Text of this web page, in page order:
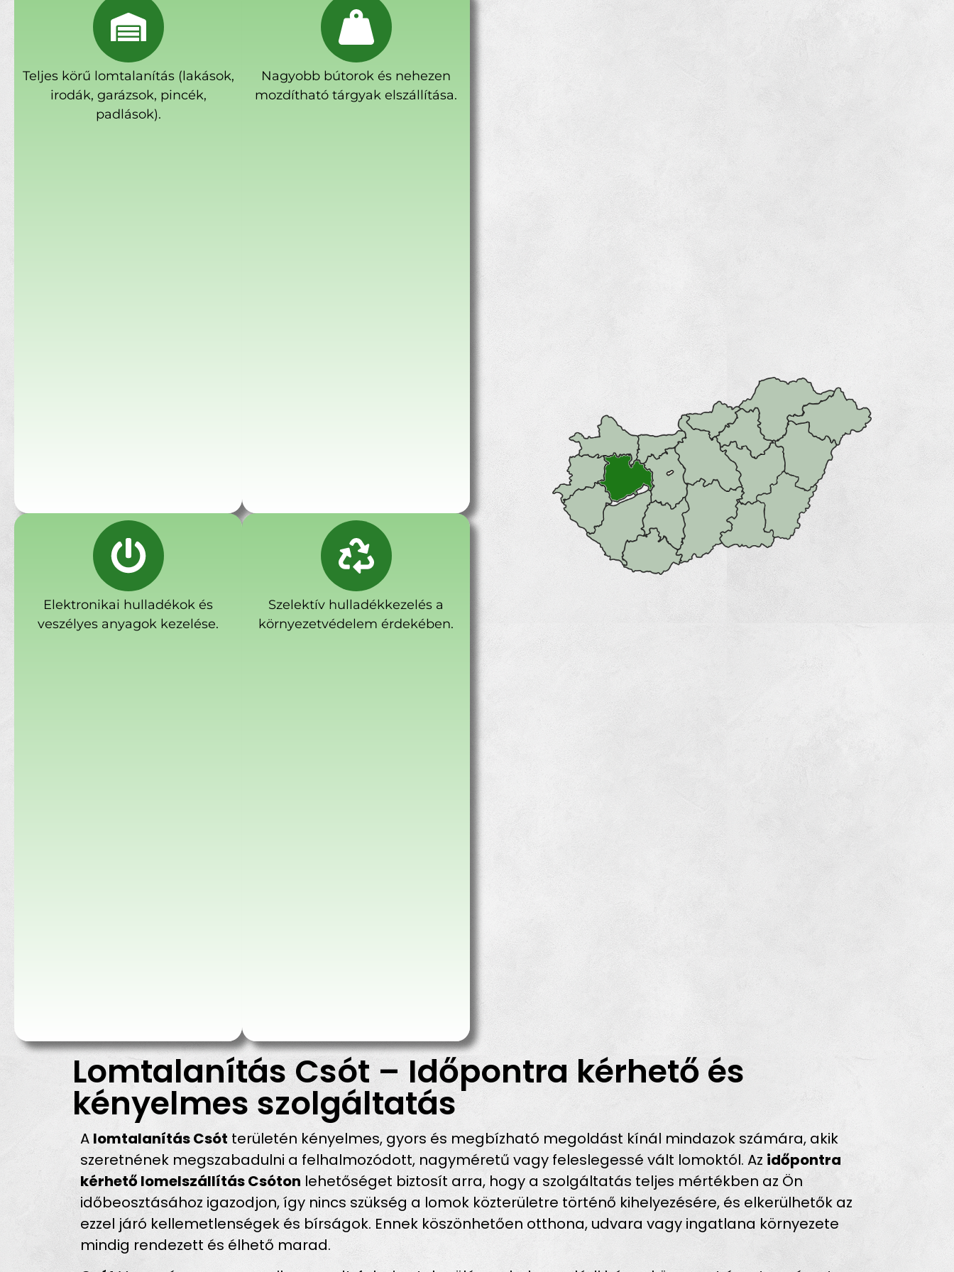
Teljes körű lomtalanítás (lakások,
irodák, garázsok, pincék,
padlások).
Nagyobb bútorok és nehezen
mozdítható tárgyak elszállítása.
Elektronikai hulladékok és
veszélyes anyagok kezelése.
Szelektív hulladékkezelés a
környezetvédelem érdekében.
Lomtalanítás Csót – Időpontra kérhető és
kényelmes szolgáltatás
A lomtalanítás Csót területén kényelmes, gyors és megbízható megoldást kínál mindazok számára, akik
szeretnének megszabadulni a felhalmozódott, nagyméretű vagy feleslegessé vált lomoktól. Az időpontra
kérhető lomelszállítás Csóton lehetőséget biztosít arra, hogy a szolgáltatás teljes mértékben az Ön
időbeosztásához igazodjon, így nincs szükség a lomok közterületre történő kihelyezésére, és elkerülhetők az
ezzel járó kellemetlenségek és bírságok. Ennek köszönhetően otthona, udvara vagy ingatlana környezete
mindig rendezett és élhető marad.